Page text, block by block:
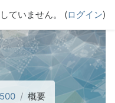
ていません。 (ログイン)
概要